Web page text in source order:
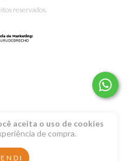
aceita o uso de cookies
de compra.
reservados.